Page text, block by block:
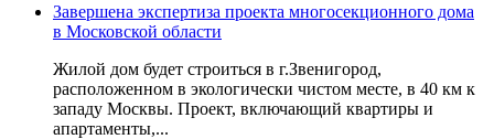
Завершена экспертиза проекта многосекционного дома
в Московской области
Жилой дом будет строиться в г.Звенигород,
расположенном в экологически чистом месте, в 40 км к
западу Москвы. Проект, включающий квартиры и
апартаменты,...